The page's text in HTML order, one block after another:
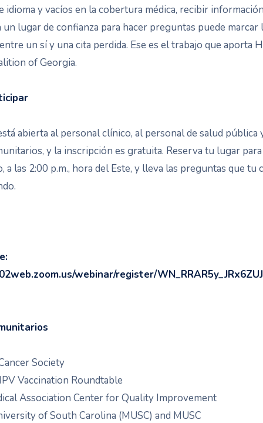
idioma y vacíos en la cobertura médica, recibir
lugar de confianza para hacer preguntas puede marcar
un sí y una cita perdida. Ese es el trabajo que aporta
of Georgia.
abierta al personal clínico, al personal de salud pública
y la inscripción es gratuita. Reserva tu lugar
a las 2:00 p.m., hora del Este, y lleva las preguntas que tu
webinar/register/
Society
Vaccination Roundtable
Association Center for Quality Improvement
of South Carolina (MUSC) and MUSC